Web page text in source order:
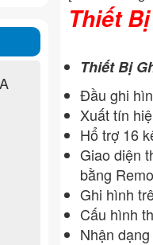
Thiết
Thiết Bị
Đầu ghi
Xuất tín
Hổ trợ 16
Giao diện
bằng
Ghi hình
Cấu hình
Nhận